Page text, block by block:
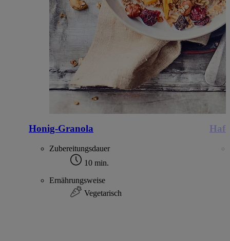
Honig-Granola
Zubereitungsdauer
10 min.
Ernährungsweise
Vegetarisch